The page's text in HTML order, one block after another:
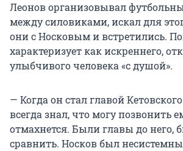
Леонов организовывал
между силовиками, искал для
они с Носковым и встретились.
характеризует как искреннего,
улыбчивого человека «с душой».
— Когда он стал главой
всегда знал, что могу позвонить
отмахнется. Были главы до него,
сравнить. Носков был